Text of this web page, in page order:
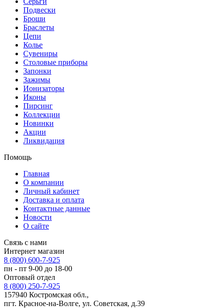
Подвески
Броши
Браслеты
Цепи
Колье
Сувениры
Столовые приборы
Запонки
Зажимы
Ионизаторы
Иконы
Пирсинг
Коллекции
Новинки
Акции
Ликвидация
Помощь
Главная
О компании
Личный кабинет
Доставка и оплата
Контактные данные
Новости
О сайте
Связь с нами
Интернет магазин
8 (800) 600-7-925
пн - пт 9-00 до 18-00
Оптовый отдел
8 (800) 250-7-925
157940 Костромская обл.,
пгт. Красное-на-Волге, ул. Советская, д.39